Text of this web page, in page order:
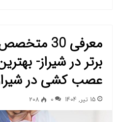
معرفی
برتر در شیراز-
عصب کشی در
15 تیر, 1404 0
208